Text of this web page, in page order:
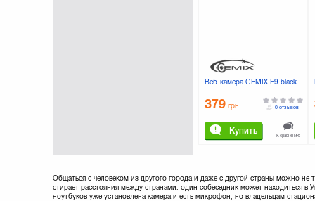
Веб-камера GEMIX F9 black
379 грн.
Купить
0 отзывов
К сравнению
Общаться с человеком из другого города и даже с другой страны можно
стирает расстояния между странами: один собеседник может находиться
ноутбуков уже установлена камера и есть микрофон, но владельцам